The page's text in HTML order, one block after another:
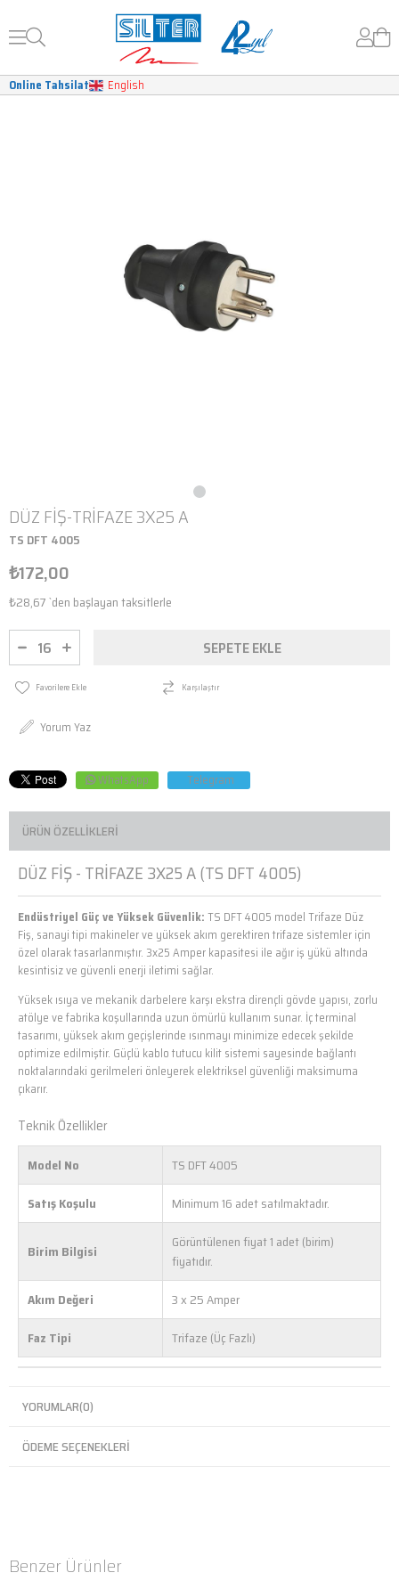
Online Tahsilat English
DÜZ FİŞ-TRİFAZE 3X25 A
TS DFT 4005
₺172,00
₺28,67`den başlayan taksitlerle
Favorilere Ekle Karşılaştır
Yorum Yaz
WhatsApp Telegram
ÜRÜN ÖZELLIKLERI
DÜZ FİŞ - TRİFAZE 3X25 A (TS DFT 4005)
Endüstriyel Güç ve Yüksek Güvenlik:TS DFT 4005 model Trifaze Düz
Fiş, sanayi tipi makineler ve yüksek akım gerektiren trifaze sistemler için
özel olarak tasarlanmıştır. 3x25 Amper kapasitesi ile ağır iş yükü altında
kesintisiz ve güvenli enerji iletimi sağlar.
Yüksek ısıya ve mekanik darbelere karşı ekstra dirençli gövde yapısı, zorlu
atölye ve fabrika koşullarında uzun ömürlü kullanım sunar. İç terminal
tasarımı, yüksek akım geçişlerinde ısınmayı minimize edecek şekilde
optimize edilmiştir. Güçlü kablo tutucu kilit sistemi sayesinde bağlantı
noktalarındaki gerilmeleri önleyerek elektriksel güvenliği maksimuma
çıkarır.
Teknik Özellikler
Model No
TS DFT 4005
Satış Koşulu
Minimum 16 adet satılmaktadır.
Birim Bilgisi
Görüntülenen fiyat 1 adet (birim)
fiyatıdır.
Akım Değeri
3 x 25 Amper
Faz Tipi
Trifaze (Üç Fazlı)
YORUMLAR(0)
ÖDEME SEÇENEKLERI
Benzer Ürünler